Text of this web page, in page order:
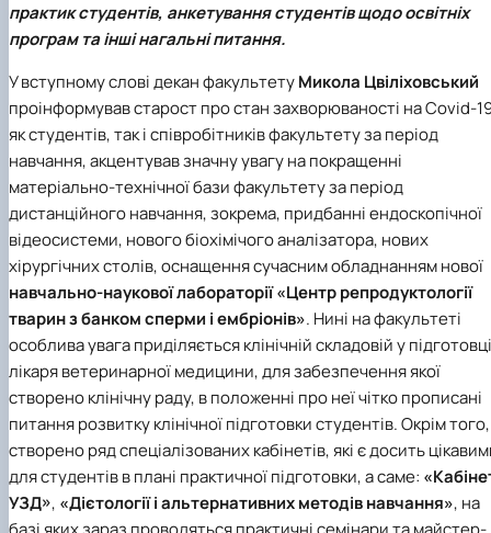
Іноземні мови
Працевлаштування
Їдальні та буфети
Студентські квитки
Центр вивчення мов
Психологічна підтримка
Інклюзивне середовище
Рада молодих вчених
Наукові школи
Методичні рекомендації, пам'ятки
Форми документів
ЦКНО «Агропромисловий комплекс, лісове і
садово-паркове господарство, ветеринарна
Обладнання НУБіП України
Біоетична комісія
Наукові видання
Звіт про проведення НТЗ
Наукові журнали НУБіП України
Наукові журнали НУБіП України (English)
Пам'ятка про проведення науково-
заходів
Порядок планування та організації
проведення НТЗ
Результати науково-технічних заходів
Монографії
Каталог наукових послуг
«SEB-2024»
«SEB-2025»
Наглядова рада
Рада роботодавців
2020»
Історія університету
Видатні випускники та працівники
Пам'яті захисників України
Почесні доктори і професори НУБіП України
Пресслужба
Університетський кур'єр
Вибори ректора
Програма розвитку університету
ініціатива – 2025»
Доступ до публічної інформації
Державні закупівлі
Антикорупційні заходи
Уповноважена особа з питань запобігання
виявлення корупції
Положення про антикорупційного
уповноваженого НУБіП України
Національні нормативно-правові акти
Нормативно-правові акти НУБіП України
Інформаційні ресурси НАЗК
Методичні роз’яснення НАЗК
Антикорупційні заходи
Гендерна радниця
Контактна інформація
практик студентів, анкетування студентів щодо освітніх
програм та інші нагальні питання.
У вступному слові декан факультетуМикола Цвіліховський
проінформував старост про стан захворюваності на Covid-
як студентів, так і співробітників факультету за період
навчання, акцентував значну увагу на покращенні
матеріально-технічної бази факультету за період
дистанційного навчання, зокрема, придбанні ендоскопічної
відеосистеми, нового біохімічого аналізатора, нових
хірургічних столів, оснащення сучасним обладнанням нової
навчально-наукової лабораторії «Центр репродуктології
тварин з банком сперми і ембріонів». Нині на факультеті
особлива увага приділяється клінічній складовій у підготовці
лікаря ветеринарної медицини, для забезпечення якої
створено клінічну раду, в положенні про неї чітко прописані
питання розвитку клінічної підготовки студентів. Окрім того,
створено ряд спеціалізованих кабінетів, які є досить
для студентів в плані практичної підготовки, а саме:
УЗД», «Дієтології і альтернативних методів навчання», на